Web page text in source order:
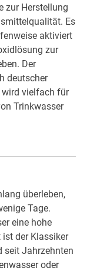
zur Herstellung
Es
aktiviert
zur
Der
deutscher
wird vielfach für
Trinkwasser
überleben,
Tage.
eine hohe
ist der Klassiker
seit Jahrzehnten
oder